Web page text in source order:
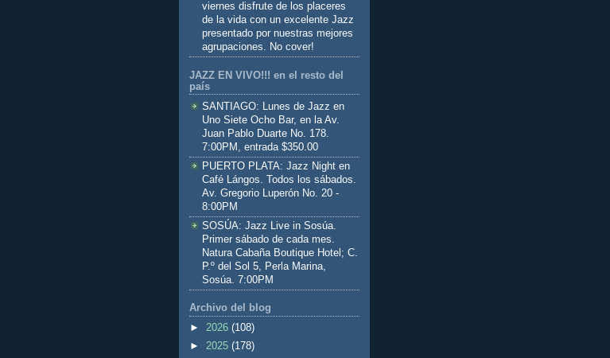
viernes disfrute de los placeres
de la vida con un excelente Jazz
presentado por nuestras mejores
agrupaciones. No cover!
JAZZ EN VIVO!!! en el resto del
país
SANTIAGO: Lunes de Jazz en
Uno Siete Ocho Bar, en la Av.
Juan Pablo Duarte No. 178.
7:00PM, entrada $350.00
PUERTO PLATA: Jazz Night en
Café Lángos. Todos los sábados.
Av. Gregorio Luperón No. 20 -
8:00PM
SOSÚA: Jazz Live in Sosúa.
Primer sábado de cada mes.
Natura Cabaña Boutique Hotel; C.
P.º del Sol 5, Perla Marina,
Sosúa. 7:00PM
Archivo del blog
► 2026 (108)
► 2025 (178)